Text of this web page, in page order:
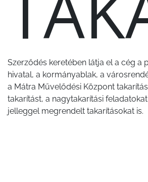
Szerződés keretében látja el a cég a
hivatal, a kormányablak, a
a Mátra Művelődési Központ
takarítást, a nagytakarítási
jelleggel megrendelt takarításokat is.